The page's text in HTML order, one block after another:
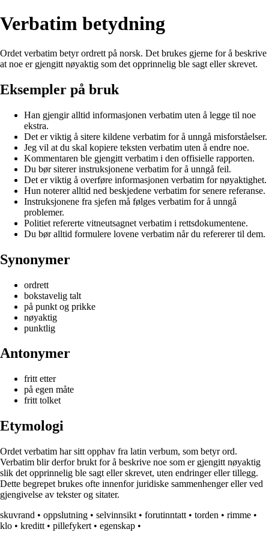
Verbatim betydning
Ordet verbatim betyr ordrett på norsk. Det brukes gjerne for å beskrive
at noe er gjengitt nøyaktig som det opprinnelig ble sagt eller skrevet.
Eksempler på bruk
Han gjengir alltid informasjonen verbatim uten å legge til noe
ekstra.
Det er viktig å sitere kildene verbatim for å unngå misforståelser.
Jeg vil at du skal kopiere teksten verbatim uten å endre noe.
Kommentaren ble gjengitt verbatim i den offisielle rapporten.
Du bør siterer instruksjonene verbatim for å unngå feil.
Det er viktig å overføre informasjonen verbatim for nøyaktighet.
Hun noterer alltid ned beskjedene verbatim for senere referanse.
Instruksjonene fra sjefen må følges verbatim for å unngå
problemer.
Politiet refererte vitneutsagnet verbatim i rettsdokumentene.
Du bør alltid formulere lovene verbatim når du refererer til dem.
Synonymer
ordrett
bokstavelig talt
på punkt og prikke
nøyaktig
punktlig
Antonymer
fritt etter
på egen måte
fritt tolket
Etymologi
Ordet verbatim har sitt opphav fra latin verbum, som betyr ord.
Verbatim blir derfor brukt for å beskrive noe som er gjengitt nøyaktig
slik det opprinnelig ble sagt eller skrevet, uten endringer eller tillegg.
Dette begrepet brukes ofte innenfor juridiske sammenhenger eller ved
gjengivelse av tekster og sitater.
skuvrand • oppslutning • selvinnsikt • forutinntatt • torden • rimme •
klo • kreditt • pillefykert • egenskap •